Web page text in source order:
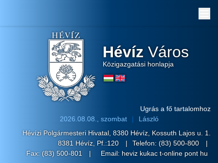
Hévíz Város
Közigazgatási honlapja
Ugrás a fő tartalomhoz
2026.08.08., szombat
László
Hévízi Polgármesteri Hivatal, 8380 Hévíz, Kossuth Lajos u. 1.
8381 Hévíz, Pf.:120
Telefon: (83) 500-800
Fax: (83) 500-801
Email: heviz kukac t-online pont hu